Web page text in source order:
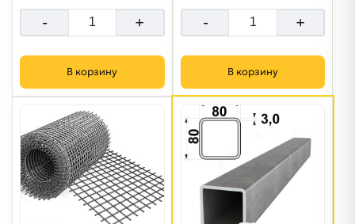
- +
В корзину
- +
В корзину